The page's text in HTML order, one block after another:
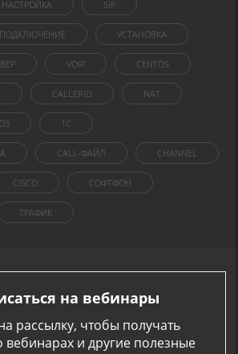
НАСТРОЙКА SIP
ПОДКЛЮЧЕНИЕ УСТАНОВКА
VOIP CENTOS
CALLERID NAT
1C
CALL-ФАЙЛ CHANNEL
CISCO СОФТФОН
ТРАФИК
на вебинары
рассылку, чтобы получать
и другие полезные